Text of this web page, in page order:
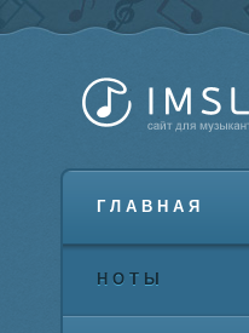
ГЛАВНАЯ
НОТЫ